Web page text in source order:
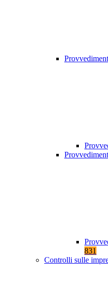
831
Controlli sulle